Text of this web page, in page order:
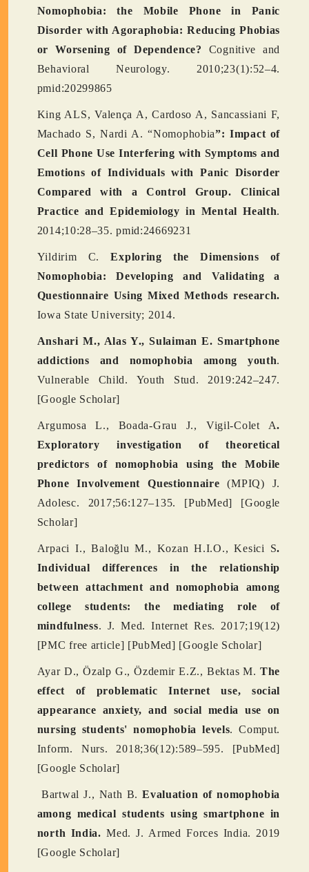
Nomophobia: the Mobile Phone in Panic
Disorder with Agoraphobia: Reducing Phobias
or Worsening of Dependence?
Cognitive and
Behavioral Neurology. 2010;23(1):52–4.
pmid:20299865
King ALS, Valença A, Cardoso A, Sancassiani F,
Machado S, Nardi A. “Nomophobia”: Impact of
Cell Phone Use Interfering with Symptoms and
Emotions of Individuals with Panic Disorder
Compared with a Control Group. Clinical
Practice and Epidemiology in Mental Health.
2014;10:28–35. pmid:24669231
Yildirim C.Exploring the Dimensions of
Nomophobia: Developing and Validating a
Questionnaire Using Mixed Methods research.
Iowa State University; 2014.
Anshari M., Alas Y., Sulaiman E. Smartphone
addictions and nomophobia among youth.
Vulnerable Child. Youth Stud. 2019:242–247.
[Google Scholar]
Argumosa L., Boada-Grau J., Vigil-Colet A.
Exploratory investigation of theoretical
predictors of nomophobia using the Mobile
Phone Involvement Questionnaire (MPIQ) J.
Adolesc. 2017;56:127–135. [PubMed] [Google
Scholar]
Arpaci I., Baloğlu M., Kozan H.I.O., Kesici S.
Individual differences in the relationship
between attachment and nomophobia among
college students: the mediating role of
mindfulness. J. Med. Internet Res. 2017;19(12)
[PMC free article] [PubMed] [Google Scholar]
Ayar D., Özalp G., Özdemir E.Z., Bektas M.The
effect of problematic Internet use, social
appearance anxiety, and social media use on
nursing students' nomophobia levels. Comput.
Inform. Nurs. 2018;36(12):589–595. [PubMed]
[Google Scholar]
Bartwal J., Nath B.Evaluation of nomophobia
among medical students using smartphone in
north India. Med. J. Armed Forces India. 2019
[Google Scholar]